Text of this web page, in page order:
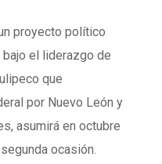
proyecto político
bajo el liderazgo de
que
por Nuevo León y
asumirá en octubre
ocasión.